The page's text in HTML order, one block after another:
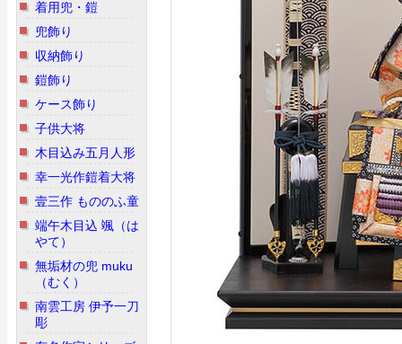
着用兜・鎧
兜飾り
収納飾り
鎧飾り
ケース飾り
子供大将
木目込み五月人形
幸一光作鎧着大将
壹三作 もののふ童
端午木目込 颯（は
やて）
無垢材の兜 muku
（むく）
南雲工房 伊予一刀
彫